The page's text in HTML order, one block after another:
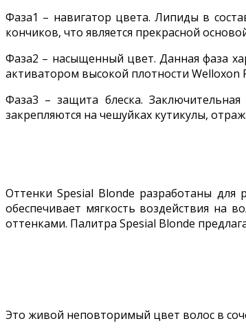
Фаза1 – навигатор цвета. Липиды в
кончиков, что является прекрасной
Фаза2 – насыщенный цвет. Данная фаза
активатором высокой плотности
Фаза3 – защита блеска.
закрепляются на чешуйках кутикулы,
Оттенки Spesial Blonde разработаны для
обеспечивает мягкость воздействия
оттенками. Палитра Spesial Blonde
Это живой неповторимый цвет волос в